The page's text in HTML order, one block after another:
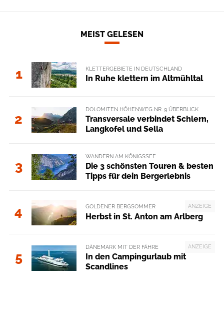
MEIST GELESEN
1 KLETTERGEBIETE IN DEUTSCHLAND
In Ruhe klettern im Altmühltal
2
DOLOMITEN HÖHENWEG NR. 9 ÜBERBLICK
Transversale verbindet Schlern,
Langkofel und Sella
3
WANDERN AM KÖNIGSSEE
Die 3 schönsten Touren & besten
Tipps für dein Bergerlebnis
4 ANZEIGE
GOLDENER BERGSOMMER
Herbst in St. Anton am Arlberg
5
ANZEIGE
DÄNEMARK MIT DER FÄHRE
In den Campingurlaub mit
Scandlines